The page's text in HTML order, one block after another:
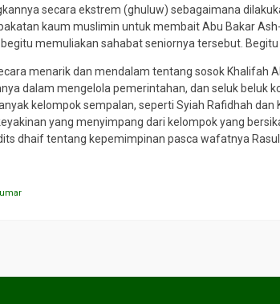
secara ekstrem (ghuluw) sebagaimana
kaum muslimin untuk membait Abu Bakar
memuliakan sahabat seniornya tersebut.
menarik dan mendalam tentang sosok Khalifah
dalam mengelola pemerintahan, dan seluk beluk
kelompok sempalan, seperti Syiah Rafidhah
yang menyimpang dari kelompok yang
dhaif tentang kepemimpinan pasca wafatnya
umar